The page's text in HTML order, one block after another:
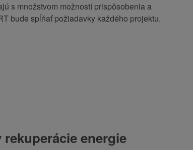
s množstvom možností prispôsobenia a
bude spĺňať požiadavky každého projektu.
energie